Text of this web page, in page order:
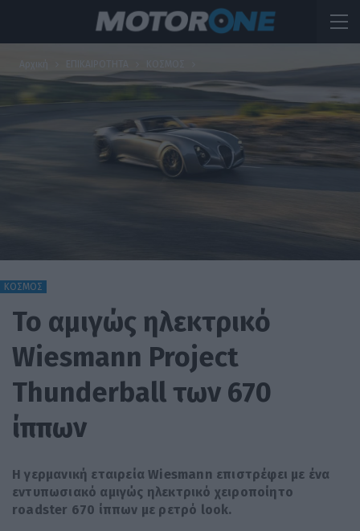
Αρχική
ΚΟΣΜΟΣ
To αμιγώς ηλεκτρικό
Wiesmann Project
Thunderball των 670
ίππων
Η γερμανική εταιρεία Wiesmann επιστρέφει με ένα
εντυπωσιακό αμιγώς ηλεκτρικό χειροποίητο
roadster 670 ίππων με ρετρό look.